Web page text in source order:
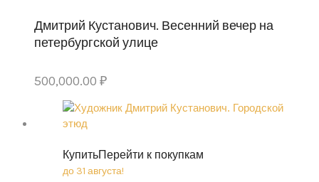
Дмитрий Кустанович. Весенний вечер на
петербургской улице
500,000.00 ₽
КупитьПерейти к покупкам
до 31 августа!